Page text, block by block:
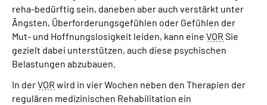
reha-bedürftig sein, daneben aber auch verstärkt unter
Ängsten, Überforderungsgefühlen oder Gefühlen der
Mut- und Hoffnungslosigkeit leiden, kann eine VOR Sie
gezielt dabei unterstützen, auch diese psychischen
Belastungen abzubauen.
In derVOR wird in vier Wochen neben den Therapien der
regulären medizinischen Rehabilitation ein